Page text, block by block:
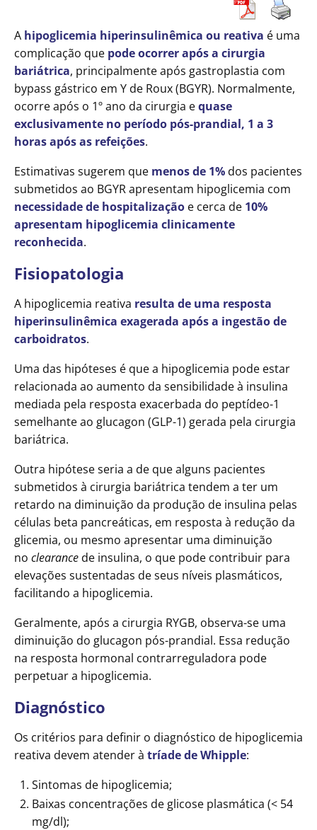
A hipoglicemia hiperinsulinêmica ou reativa é uma
complicação que pode ocorrer após a cirurgia
bariátrica, principalmente após gastroplastia com
bypass gástrico em Y de Roux (BGYR). Normalmente,
ocorre após o 1º ano da cirurgia equase
exclusivamente no período pós-prandial, 1 a 3
horas após as refeições.
Estimativas sugerem que menos de 1% dos pacientes
submetidos ao BGYR apresentam hipoglicemia com
necessidade de hospitalização e cerca de 10%
apresentam hipoglicemia clinicamente
reconhecida.
Fisiopatologia
A hipoglicemia reativa resulta de uma resposta
hiperinsulinêmica exagerada após a ingestão de
carboidratos.
Uma das hipóteses é que a hipoglicemia pode estar
relacionada ao aumento da sensibilidade à insulina
mediada pela resposta exacerbada do peptídeo-1
semelhante ao glucagon (GLP-1) gerada pela cirurgia
bariátrica.
Outra hipótese seria a de que alguns pacientes
submetidos à cirurgia bariátrica tendem a ter um
retardo na diminuição da produção de insulina pelas
células beta pancreáticas, em resposta à redução da
glicemia, ou mesmo apresentar uma diminuição
no clearance de insulina, o que pode contribuir para
elevações sustentadas de seus níveis plasmáticos,
facilitando a hipoglicemia.
Geralmente, após a cirurgia RYGB, observa-se uma
diminuição do glucagon pós-prandial. Essa redução
na resposta hormonal contrarreguladora pode
perpetuar a hipoglicemia.
Diagnóstico
Os critérios para definir o diagnóstico de hipoglicemia
reativa devem atender à tríade de Whipple:
Sintomas de hipoglicemia;
Baixas concentrações de glicose plasmática (< 54
mg/dl);